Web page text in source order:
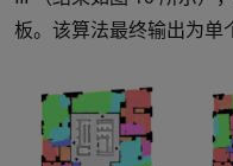
板。该算法最终输出为单